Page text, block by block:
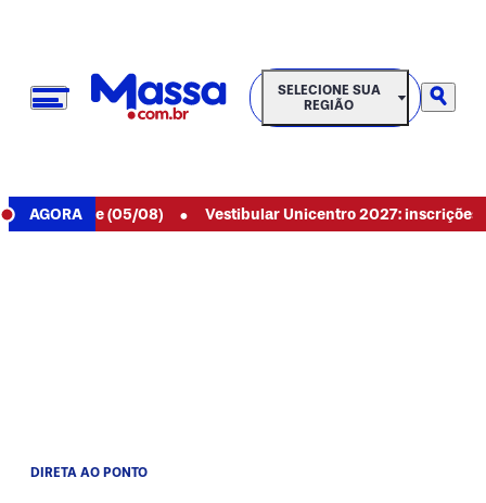
SELECIONE SUA REGIÃO
SELECIONE SUA
REGIÃO
AGORA
de hoje (05/08) • Vestibular Unicentro 2027: inscrições
DIRETA AO PONTO